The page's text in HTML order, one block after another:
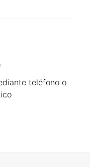
teléfono o